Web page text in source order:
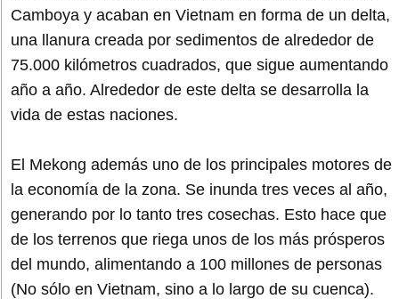
Camboya y acaban en Vietnam en forma de un delta,
una llanura creada por sedimentos de alrededor de
75.000 kilómetros cuadrados, que sigue aumentando
año a año. Alrededor de este delta se desarrolla la
vida de estas naciones.
El Mekong además uno de los principales motores de
la economía de la zona. Se inunda tres veces al año,
generando por lo tanto tres cosechas. Esto hace que
de los terrenos que riega unos de los más prósperos
del mundo, alimentando a 100 millones de personas
(No sólo en Vietnam, sino a lo largo de su cuenca).